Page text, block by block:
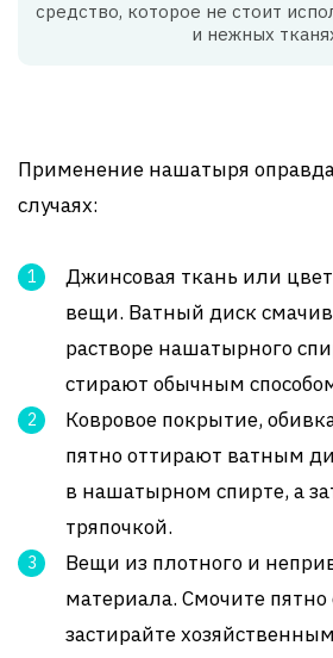
средство, которое не стоит
и нежных
Применение нашатыря
случаях:
Джинсовая ткань или
вещи. Ватный диск
растворе нашатырного
стирают обычным
Ковровое покрытие,
пятно оттирают ватным
в нашатырном спирте, а
тряпочкой.
Вещи из плотного и
материала. Смочите
застирайте